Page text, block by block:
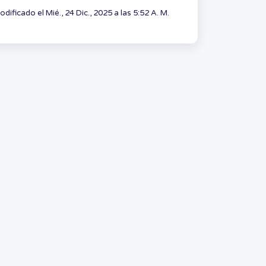
el Mié., 24 Dic., 2025 a las 5:52 A. M.